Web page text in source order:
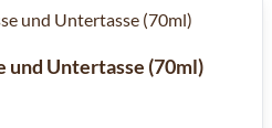
und Untertasse (70ml)